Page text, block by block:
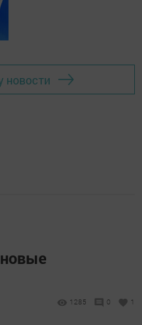
новости
1285 0 1